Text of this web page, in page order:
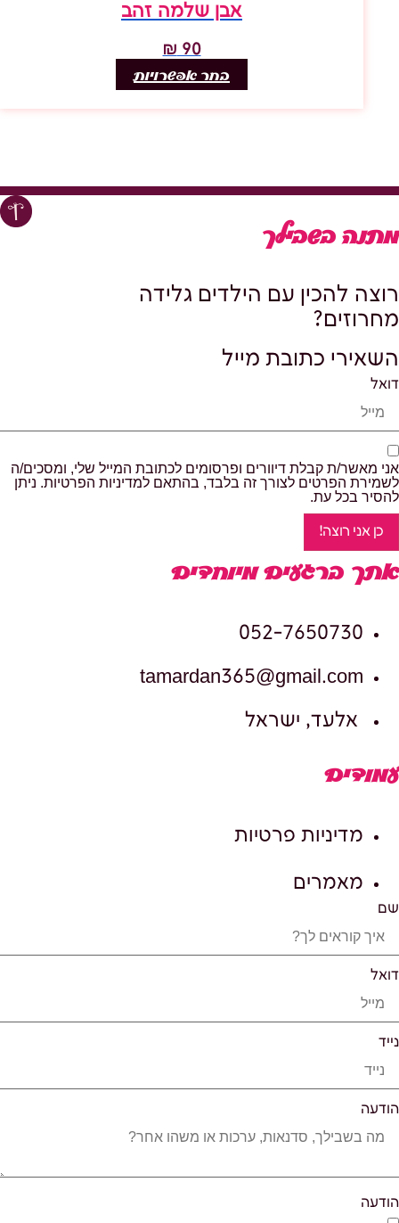
אבן שלמה זהב
₪ 90
בחר אפשרויות
סוגים.
בעמוד
מתנה בשבילך
רוצה להכין עם הילדים גלידה
מחרוזים?
השאירי כתובת מייל
דואל
אני מאשר/ת קבלת דיוורים ופרסומים לכתובת המייל שלי, ומסכים/ה
לשמירת הפרטים לצורך זה בלבד, בהתאם למדיניות הפרטיות. ניתן
להסיר בכל עת.
כן אני רוצה!
אתך ברגעים מיוחדים
052-7650730
tamardan365@gmail.com
אלעד, ישראל
עמודים
מדיניות פרטיות
מאמרים
שם
דואל
נייד
הודעה
הודעה